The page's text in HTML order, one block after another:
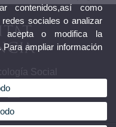
Social
contenidos,así como
sociales o analizar
acepta o modifica la
ampliar información